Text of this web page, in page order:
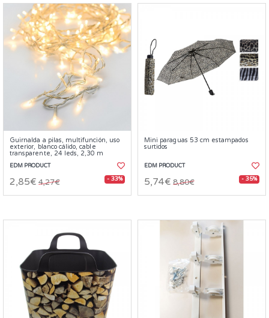
Guirnalda a pilas, multifunción, uso
exterior, blanco cálido, cable
transparente, 24 leds, 2,30 m
EDM PRODUCT
2,85€ 4,27€ - 33%
Mini paraguas 53 cm estampados
surtidos
EDM PRODUCT
5,74€ 8,80€ - 35%